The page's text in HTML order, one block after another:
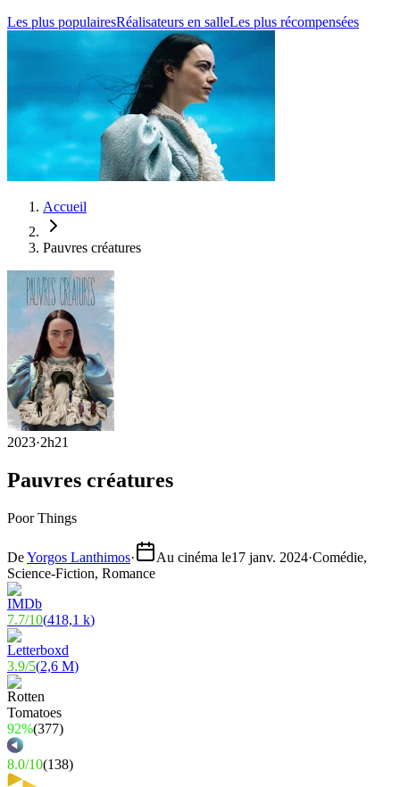
Les plus populairesRéalisateurs en salleLes plus récompensées
Accueil
Pauvres créatures
2023·2h21
Pauvres créatures
Poor Things
DeYorgos Lanthimos· Au cinéma le17 janv. 2024·Comédie,
Science-Fiction, Romance
7.7/10(418,1 k)
3.9/5(2,6 M)
92%(377)
8.0/10(138)